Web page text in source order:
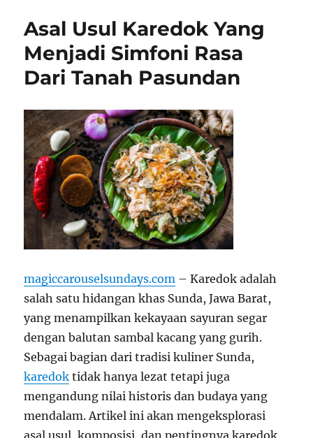
Asal Usul Karedok Yang
Menjadi Simfoni Rasa
Dari Tanah Pasundan
magiccarouselsundays.com – Karedok adalah
salah satu hidangan khas Sunda, Jawa Barat,
yang menampilkan kekayaan sayuran segar
dengan balutan sambal kacang yang gurih.
Sebagai bagian dari tradisi kuliner Sunda,
karedok tidak hanya lezat tetapi juga
mengandung nilai historis dan budaya yang
mendalam. Artikel ini akan mengeksplorasi
asal usul, komposisi, dan pentingnya karedok